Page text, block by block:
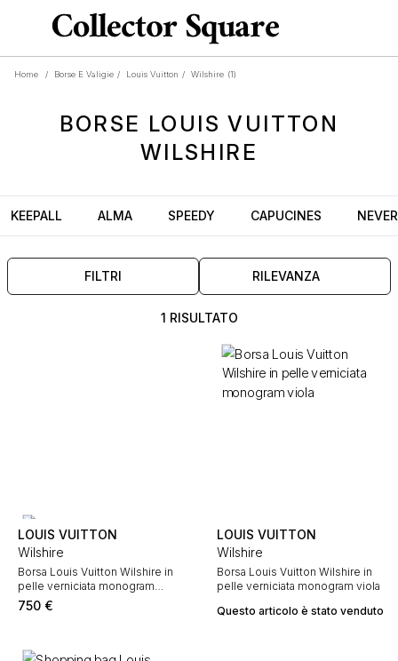
Home / Borse E Valigie / Louis Vuitton / Wilshire (1)
BORSE LOUIS VUITTON
WILSHIRE
KEEPALL ALMA SPEEDY CAPUCINES
FILTRI RILEVANZA
1 RISULTATO
LOUIS VUITTON
Wilshire
Borsa Louis Vuitton Wilshire in
pelle verniciata monogram
verde
750 €
LOUIS VUITTON
Wilshire
Borsa Louis Vuitton Wilshire in
pelle verniciata monogram viola
Questo articolo è stato venduto